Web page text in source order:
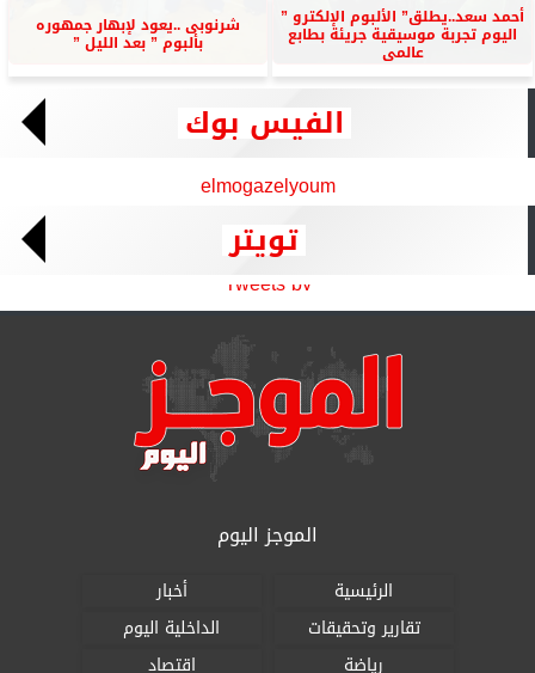
أحمد سعد..يطلق” الألبوم الإلكترو ”
اليوم تجربة موسيقية جريئة بطابع
عالمى
شرنوبى ..يعود لإبهار جمهوره
بألبوم ” بعد الليل ”
الفيس بوك
elmogazelyoum
تويتر
Tweets by
الموجز اليوم
الرئيسية
أخبار
تقارير وتحقيقات
الداخلية اليوم
رياضة
اقتصاد